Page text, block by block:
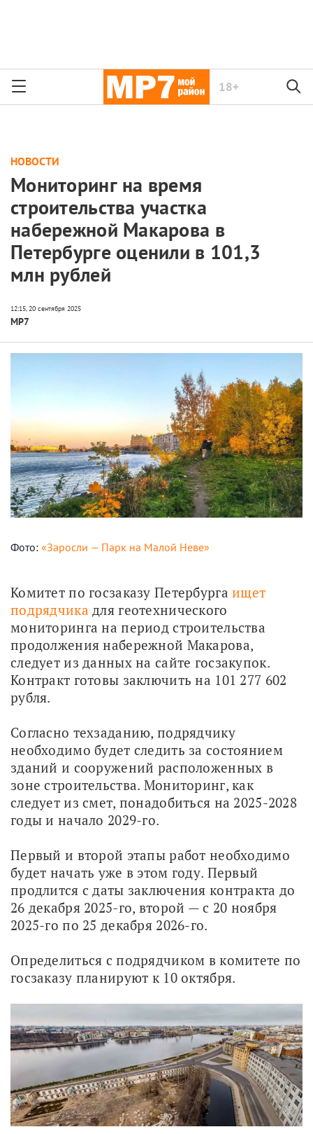
18+
НОВОСТИ
Мониторинг на время
строительства участка
набережной Макарова в
Петербурге оценили в 101,3
млн рублей
МР7
Фото: «Заросли — Парк на Малой Неве»
Комитет по госзаказу Петербурга ищет
подрядчика для геотехнического
мониторинга на период строительства
продолжения набережной Макарова,
следует из данных на сайте госзакупок.
Контракт готовы заключить на 101 277 602
рубля.
Согласно техзаданию, подрядчику
необходимо будет следить за состоянием
зданий и сооружений расположенных в
зоне строительства. Мониторинг, как
следует из смет, понадобиться на 2025-2028
годы и начало 2029-го.
Первый и второй этапы работ необходимо
будет начать уже в этом году. Первый
продлится с даты заключения контракта до
26 декабря 2025-го, второй — с 20 ноября
2025-го по 25 декабря 2026-го.
Определиться с подрядчиком в комитете по
госзаказу планируют к 10 октября.